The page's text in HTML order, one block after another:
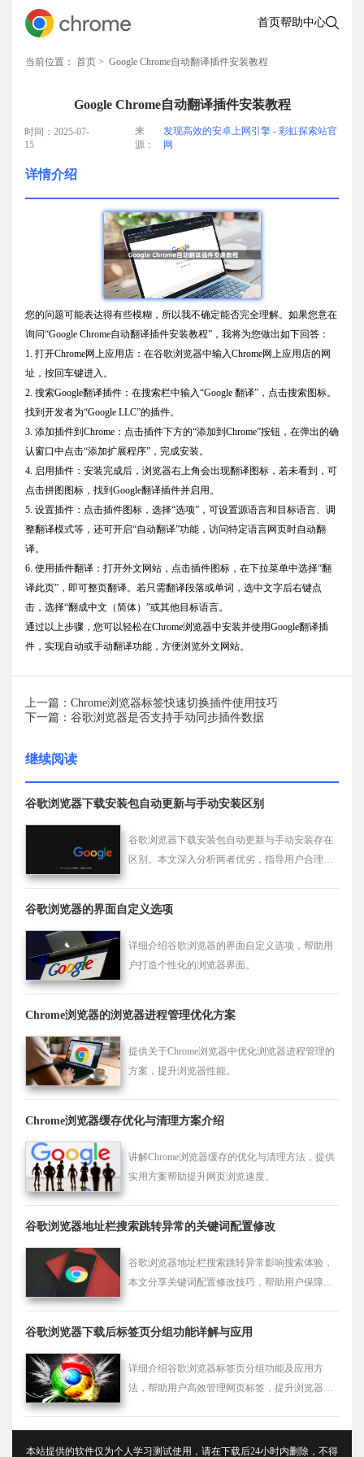
首页帮助中心
当前位置： 首页 > Google Chrome自动翻译插件安装教程
Google Chrome自动翻译插件安装教程
时间：2025-07-
15
来
源：
发现高效的安卓上网引擎 - 彩虹探索站官
网
详情介绍
您的问题可能表达得有些模糊，所以我不确定能否完全理解。如果您意在
询问“Google Chrome自动翻译插件安装教程”，我将为您做出如下回答：
1. 打开Chrome网上应用店：在谷歌浏览器中输入Chrome网上应用店的网
址，按回车键进入。
2. 搜索Google翻译插件：在搜索栏中输入“Google 翻译”，点击搜索图标。
找到开发者为“Google LLC”的插件。
3. 添加插件到Chrome：点击插件下方的“添加到Chrome”按钮，在弹出的确
认窗口中点击“添加扩展程序”，完成安装。
4. 启用插件：安装完成后，浏览器右上角会出现翻译图标，若未看到，可
点击拼图图标，找到Google翻译插件并启用。
5. 设置插件：点击插件图标，选择“选项”，可设置源语言和目标语言、调
整翻译模式等，还可开启“自动翻译”功能，访问特定语言网页时自动翻
译。
6. 使用插件翻译：打开外文网站，点击插件图标，在下拉菜单中选择“翻
译此页”，即可整页翻译。若只需翻译段落或单词，选中文字后右键点
击，选择“翻成中文（简体）”或其他目标语言。
通过以上步骤，您可以轻松在Chrome浏览器中安装并使用Google翻译插
件，实现自动或手动翻译功能，方便浏览外文网站。
上一篇：Chrome浏览器标签快速切换插件使用技巧
下一篇：谷歌浏览器是否支持手动同步插件数据
继续阅读
谷歌浏览器下载安装包自动更新与手动安装区别
谷歌浏览器下载安装包自动更新与手动安装存在
区别。本文深入分析两者优劣，指导用户合理选
谷歌浏览器的界面自定义选项
详细介绍谷歌浏览器的界面自定义选项，帮助用
户打造个性化的浏览器界面。
Chrome浏览器的浏览器进程管理优化方案
提供关于Chrome浏览器中优化浏览器进程管理的
方案，提升浏览器性能。
Chrome浏览器缓存优化与清理方案介绍
讲解Chrome浏览器缓存的优化与清理方法，提供
实用方案帮助提升网页浏览速度。
谷歌浏览器地址栏搜索跳转异常的关键词配置修改
谷歌浏览器地址栏搜索跳转异常影响搜索体验，
本文分享关键词配置修改技巧，帮助用户保障搜
谷歌浏览器下载后标签页分组功能详解与应用
详细介绍谷歌浏览器标签页分组功能及应用方
法，帮助用户高效管理网页标签，提升浏览器操
本站提供的软件仅为个人学习测试使用，请在下载后24小时内删除，不得